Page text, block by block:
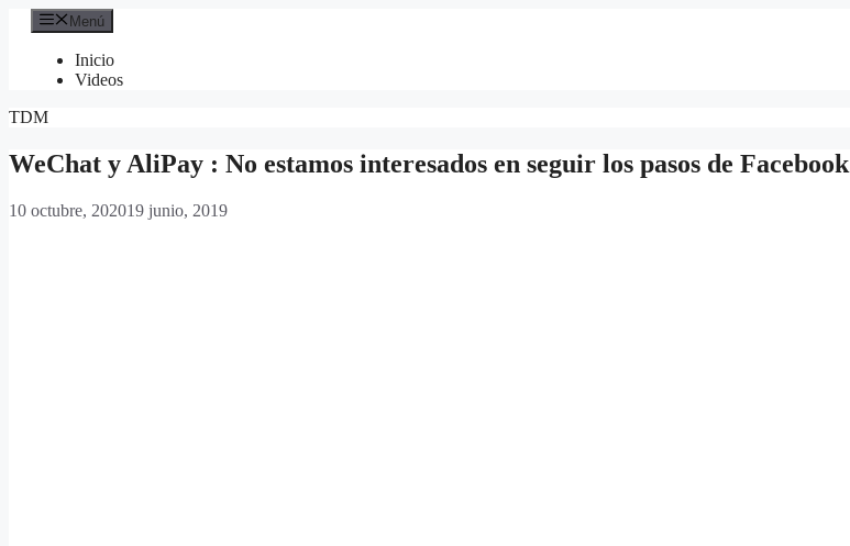
Saltar
contenido
Menú
Inicio
Videos
TDM
WeChat y AliPay : No estamos interesados en seguir los pasos de Facebook
10 octubre, 202019 junio, 2019